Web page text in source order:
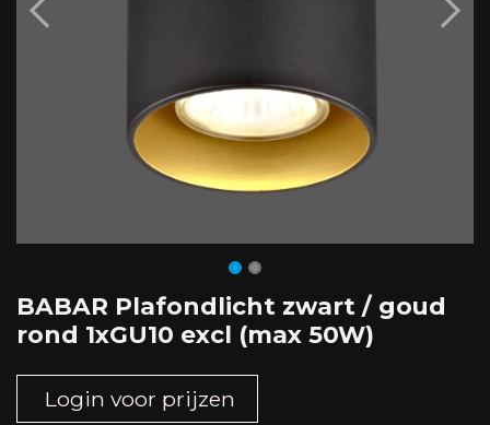
BABAR Plafondlicht zwart / goud
rond 1xGU10 excl (max 50W)
Login voor prijzen